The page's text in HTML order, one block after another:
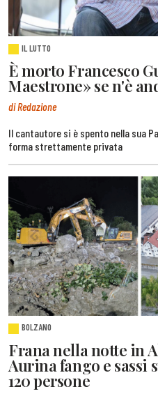
IL LUTTO
È morto Francesco
Maestrone» se n'è
di Redazione
Il cantautore si è spento nella sua
forma strettamente privata
BOLZANO
Frana nella notte in
Aurina fango e sassi
120 persone